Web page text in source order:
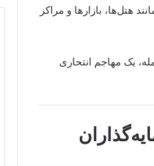
هتل‌ها، بازارها و مراکز
برجا گذاشته و عامل حمله، یک مهاجم انتحاری